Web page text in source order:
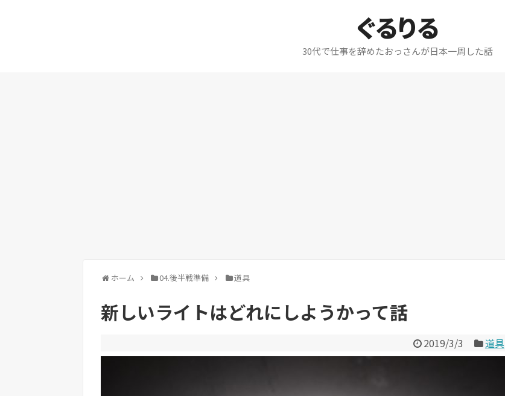
ぐるりる
30代で仕事を辞めたおっさんが日本一周した話
ホーム 04.後半戦準備 道具
新しいライトはどれにしようかって話
2019/3/3 道具